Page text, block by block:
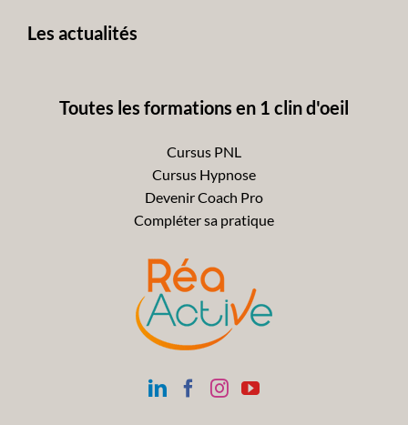
Les actualités
Toutes les formations en 1 clin d'oeil
Cursus PNL
Cursus Hypnose
Devenir Coach Pro
Compléter sa pratique